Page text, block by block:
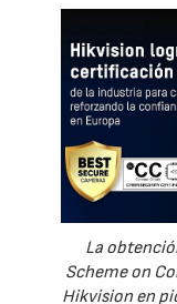
La
Scheme on
Hikvision en